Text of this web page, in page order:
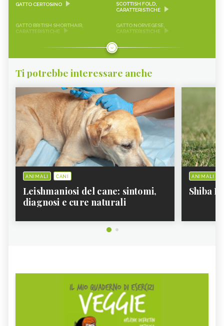
GATTO CERTOSINO
SCOTTISH FOLD,
CARATTERISTICHE
GATTO BRITISH SHORTHAIR,
CARATTERISTICHE
GATTO NORVEGESE,
CARATTERISTICHE
GATTO MUNCHKIN,
GATTO RAGDOLL,
CARATTERISTICHE
GATTO PERSIANO,
CARATTERISTICHE
GATTO EUROPEO,
CARATTERISTICHE
CARATTERISTICHE
GATTO SACRO DI BIRMANIA,
CARATTERISTICHE
GATTO SIBERIANO,
CARATTERISTICHE
GATTO D'ANGORA,
CARATTERISTICHE
GATTI A ZAMPE CORTE, QUALI
SONO
LE RAZZE DI GATTO ADATTE AI
SOGGETTI ALLERGICI
GATTO RAZZA TURCA,
CARATTERISTICHE
GATTO YORK CHOCOLATE,
CARATTERISTICHE
GATTO RAZZA CALICO, O
"TARTARUGATO"
CARATTERISTICHE
GATTO SORIANO,
Ti potrebbe interessare anche
ANIMALI CANI
Leishmaniosi del cane: sintomi,
diagnosi e cure naturali
ANIMALI
Shiba